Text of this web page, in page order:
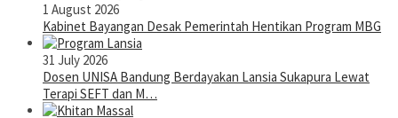
1 August 2026
Kabinet Bayangan Desak Pemerintah Hentikan Program MBG
31 July 2026
Dosen UNISA Bandung Berdayakan Lansia Sukapura Lewat
Terapi SEFT dan M…